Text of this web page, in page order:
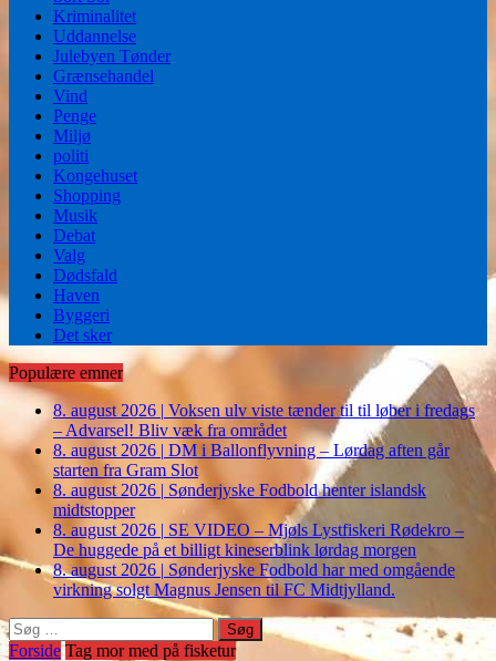
Kriminalitet
Uddannelse
Julebyen Tønder
Grænsehandel
Vind
Penge
Miljø
politi
Kongehuset
Shopping
Musik
Debat
Valg
Dødsfald
Haven
Byggeri
Det sker
Populære emner
8. august 2026 | Voksen ulv viste tænder til til løber i fredags
– Advarsel! Bliv væk fra området
8. august 2026 | DM i Ballonflyvning – Lørdag aften går
starten fra Gram Slot
8. august 2026 | Sønderjyske Fodbold henter islandsk
midtstopper
8. august 2026 | SE VIDEO – Mjøls Lystfiskeri Rødekro –
De huggede på et billigt kineserblink lørdag morgen
8. august 2026 | Sønderjyske Fodbold har med omgående
virkning solgt Magnus Jensen til FC Midtjylland.
Søg
efter:
Forside Tag mor med på fisketur